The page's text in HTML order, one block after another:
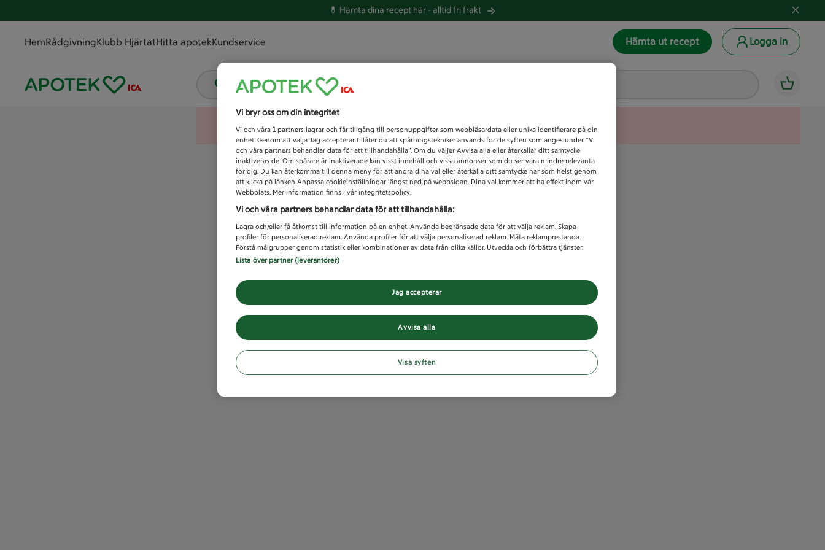
💊 Hämta dina recept här -alltid fri frakt
HemRådgivningKlubb HjärtatHitta apotekKundservice Hämta ut recept Logga in
Vad letar du efter idag?
Unknown error
Vi bryr oss om din integritet
Vi och våra 1 partners lagrar och får tillgång till personuppgifter som webbläsardata eller unika identifierare på din
enhet. Genom att välja Jag accepterar tillåter du att spårningstekniker används för de syften som anges under ”Vi
och våra partners behandlar data för att tillhandahålla”. Om du väljer Avvisa alla eller återkallar ditt samtycke
inaktiveras de. Om spårare är inaktiverade kan visst innehåll och vissa annonser som du ser vara mindre relevanta
för dig. Du kan återkomma till denna meny för att ändra dina val eller återkalla ditt samtycke när som helst genom
att klicka på länken Anpassa cookieinställningar längst ned på webbsidan. Dina val kommer att ha effekt inom vår
Webbplats. Mer information finns i vår integritetspolicy.
Vi och våra partners behandlar data för att tillhandahålla:
Lagra och/eller få åtkomst till information på en enhet. Använda begränsade data för att välja reklam. Skapa
profiler för personaliserad reklam. Använda profiler för att välja personaliserad reklam. Mäta reklamprestanda.
Förstå målgrupper genom statistik eller kombinationer av data från olika källor. Utveckla och förbättra tjänster.
Lista över partner (leverantörer)
Avvisa alla
Jag accepterar
Visa syften